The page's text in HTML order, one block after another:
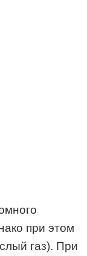
при этом
газ). При